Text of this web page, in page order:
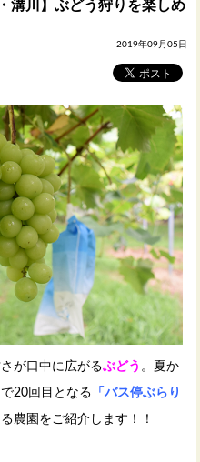
溝川】ぶどう狩りを楽しめ
2019年09月05日
が口中に広がるぶどう 。夏か
20回目となる 「バス停ぶらり
農園をご紹介します！！